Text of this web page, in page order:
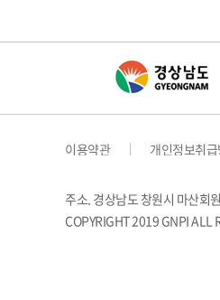
이용약관 개인정보취
주소. 경상남도 창원시 마산회
COPYRIGHT 2019 GNPI ALL